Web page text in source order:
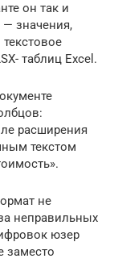
он так и
— значения,
таблиц Excel.
расширения
текстом
не
неправильных
юзер
заместо